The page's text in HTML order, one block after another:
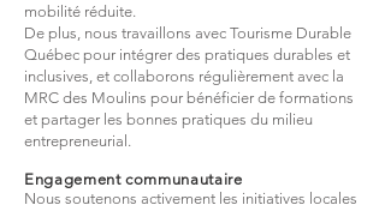
mobilité réduite.
De plus, nous travaillons avec Tourisme Durable
Québec pour intégrer des pratiques durables et
inclusives, et collaborons régulièrement avec la
MRC des Moulins pour bénéficier de formations
et partager les bonnes pratiques du milieu
entrepreneurial.
Engagement communautaire
Nous soutenons activement les initiatives locales